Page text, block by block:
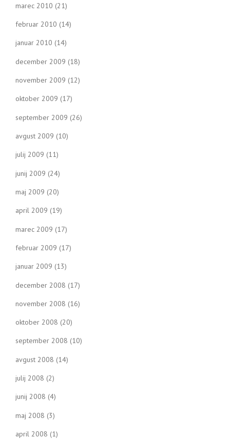
marec 2010 (21)
februar 2010 (14)
januar 2010 (14)
december 2009 (18)
november 2009 (12)
oktober 2009 (17)
september 2009 (26)
avgust 2009 (10)
julij 2009 (11)
junij 2009 (24)
maj 2009 (20)
april 2009 (19)
marec 2009 (17)
februar 2009 (17)
januar 2009 (13)
december 2008 (17)
november 2008 (16)
oktober 2008 (20)
september 2008 (10)
avgust 2008 (14)
julij 2008 (2)
junij 2008 (4)
maj 2008 (3)
april 2008 (1)